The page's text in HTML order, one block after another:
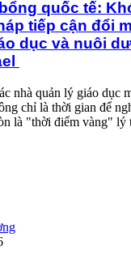
quốc tế:
tiếp cận đổi
dục và nuôi
nhà quản lý giáo dục
chỉ là thời gian để
là "thời điểm vàng" lý
học tập – Số hóa